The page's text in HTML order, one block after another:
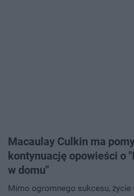
Macaulay Culkin ma
kontynuację opowieści o
w domu"
Mimo ogromnego sukcesu, życie